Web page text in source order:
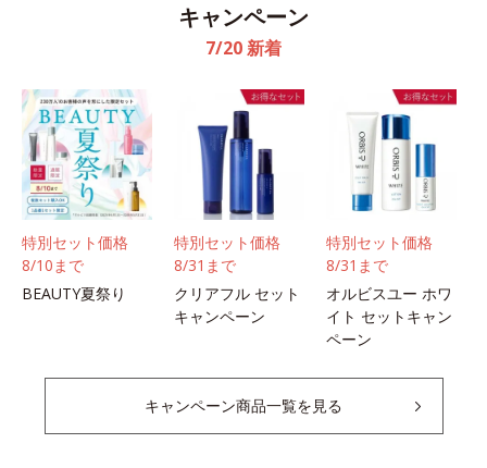
キャンペーン
7/20 新着
特別セット価格
8/10まで
BEAUTY夏祭り
特別セット価格
8/31まで
クリアフル セット
キャンペーン
特別セット価格
8/31まで
オルビスユー ホワ
イト セットキャン
ペーン
キャンペーン商品一覧を見る